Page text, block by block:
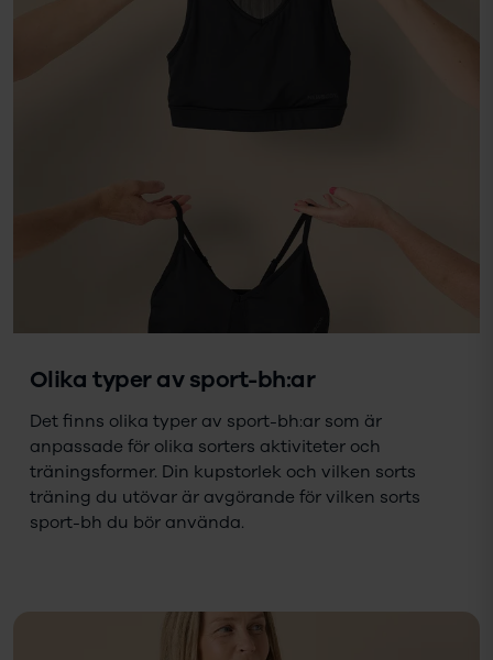
Olika typer av sport-bh:ar
Det finns olika typer av sport-bh:ar som är
anpassade för olika sorters aktiviteter och
träningsformer. Din kupstorlek och vilken sorts
träning du utövar är avgörande för vilken sorts
sport-bh du bör använda.